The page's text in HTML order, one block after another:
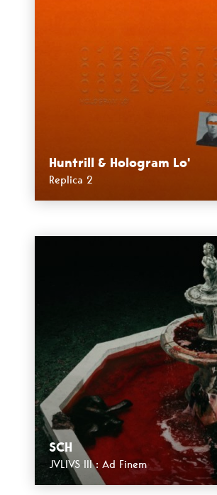
Huntrill & Hologram Lo'
Replica 2
SCH
JVLIVS III : Ad Finem